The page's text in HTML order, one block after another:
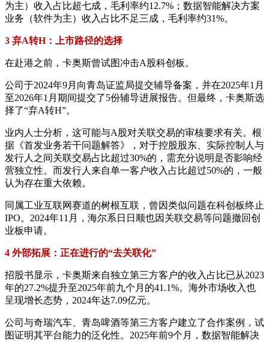
为主）收入占比超七成，毛利率约12.7%；数据智能解决方案
业务（软件为主）收入占比不足三成，毛利率约31%。
3 弃A转H：上市路径的选择
在赴港之前，卡奥斯曾试图冲击A股科创板。
公司于2024年9月向青岛证监局提交辅导备案，并在2025年1月
至2026年1月期间提交了5份辅导进展报告。但最终，卡奥斯选
择了“弃A转H”。
业内人士分析，这可能与A股对关联交易的审核要求有关。根
据《首发业务若干问题解答》，对于控股股东、实际控制人与
发行人之间关联交易占比超过30%的，需充分说明是否影响经
营独立性。而发行人来自单一客户收入占比超过50%的，一般
认为存在重大依赖。
同属工业互联网赛道的树根互联，曾因类似问题在科创板终止
IPO。2024年11月，海尔系日日顺也因关联交易等问题撤回创
业板申请。
4 外部拓展：正在进行的“去关联化”
招股书显示，卡奥斯来自独立第三方客户的收入占比已从2023
年的27.2%提升至2025年前九个月的41.1%。海外市场收入也
呈现增长态势，2024年达7.09亿元。
公司与奇瑞汽车、青岛啤酒等第三方客户建立了合作案例，试
图证明其平台能力的泛化性。2025年前9个月，数据智能解决